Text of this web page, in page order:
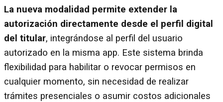
La nueva modalidad permite extender la
autorización directamente desde el perfil digital
del titular, integrándose al perfil del usuario
autorizado en la misma app. Este sistema brinda
flexibilidad para habilitar o revocar permisos en
cualquier momento, sin necesidad de realizar
trámites presenciales o asumir costos adicionales